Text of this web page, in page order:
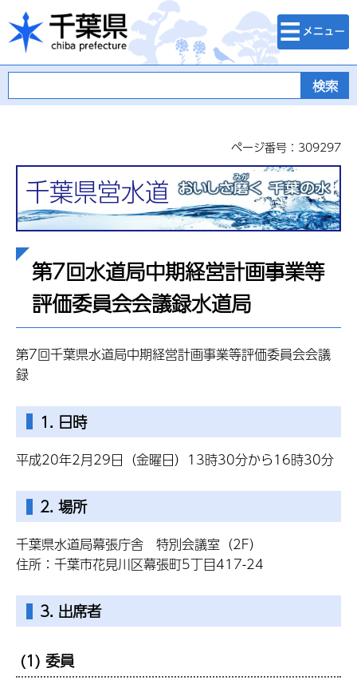
千葉県
検索・メニュ
ー
ページ番号：309297
千葉県営水道
第7回水道局中期経営計画事業等
評価委員会会議録水道局
第7回千葉県水道局中期経営計画事業等評価委員会会議
録
1. 日時
平成20年2月29日（金曜日）13時30分から16時30分
2. 場所
千葉県水道局幕張庁舎 特別会議室（2F）
住所：千葉市花見川区幕張町5丁目417-24
3. 出席者
(1) 委員